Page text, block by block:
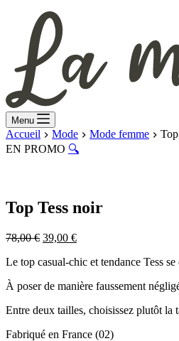
Menu
Accueil Mode Mode femme
EN PROMO 🔍
Top Tess noir
78,00€ Le
initial
78,00 €.
39,00 €Le
actuel
39,00 €.
Le top casual-chic et tendance Tess
À poser de manière faussement
Entre deux tailles, choisissez plutôt la
Fabriqué en France (02)